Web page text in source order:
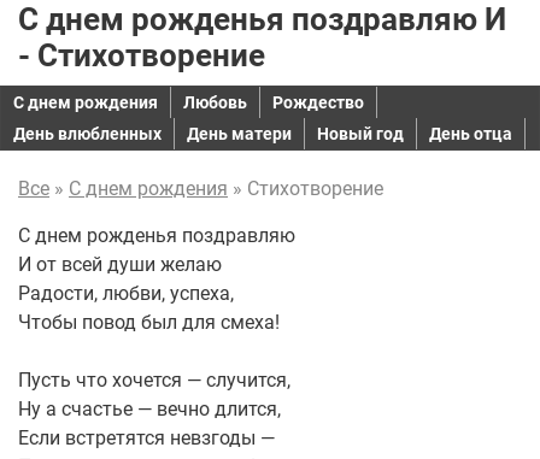
С днем рожденья поздравляю И
- Стихотворение
C днем рождения Любовь
Рождество
День влюбленных
День матери Новый год День отца
Все » C днем рождения » Стихотворение
С днем рожденья поздравляю
И от всей души желаю
Радости, любви, успеха,
Чтобы повод был для смеха!
Пусть что хочется — случится,
Ну а счастье — вечно длится,
Если встретятся невзгоды —